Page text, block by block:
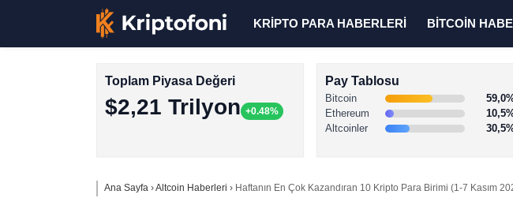
KRİPTO PARA HABERLERİ BİTCOİN
Toplam Piyasa Değeri
$2,21 Trilyon +0.48%
Pay Tablosu
Bitcoin
Ethereum
Altcoinler
Ana Sayfa ›Altcoin Haberleri › Haftanın En Çok Kazandıran 10 Kripto Para Birimi (1-7 Kasım